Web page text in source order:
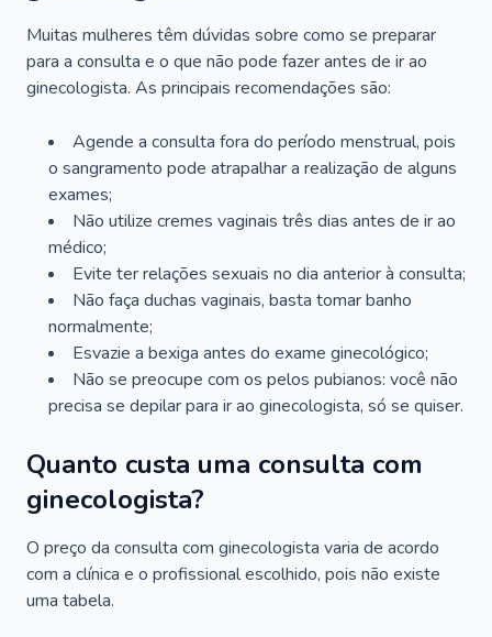
Muitas mulheres têm dúvidas sobre como se preparar
para a consulta e o que não pode fazer antes de ir ao
ginecologista. As principais recomendações são:
Agende a consulta fora do período menstrual, pois
o sangramento pode atrapalhar a realização de alguns
exames;
Não utilize cremes vaginais três dias antes de ir ao
médico;
Evite ter relações sexuais no dia anterior à consulta;
Não faça duchas vaginais, basta tomar banho
normalmente;
Esvazie a bexiga antes do exame ginecológico;
Não se preocupe com os pelos pubianos: você não
precisa se depilar para ir ao ginecologista, só se quiser.
Quanto custa uma consulta com
ginecologista?
O preço da consulta com ginecologista varia de acordo
com a clínica e o profissional escolhido, pois não existe
uma tabela.